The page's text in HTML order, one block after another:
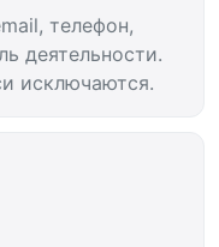
телефон,
деятельности.
исключаются.